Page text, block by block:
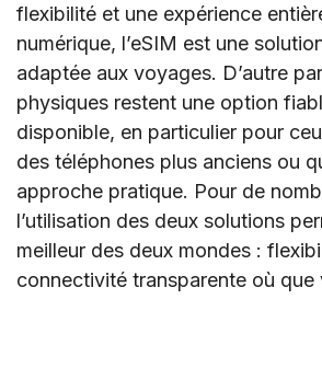
flexibilité et une expérience
numérique, l’eSIM est une
adaptée aux voyages. D’autre
physiques restent une option
disponible, en particulier pour
des téléphones plus anciens ou
approche pratique. Pour de
l’utilisation des deux solutions
meilleur des deux mondes :
connectivité transparente où que